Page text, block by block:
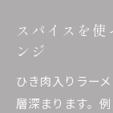
家庭で簡
家庭
ひき肉
スパイスを
ンジ
ひき肉入りラー
層深まります。